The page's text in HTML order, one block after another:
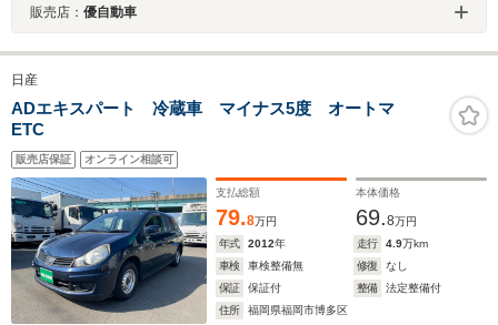
販売店： 優自動車
日産
ADエキスパート 冷蔵車 マイナス5度 オートマ
ETC
販売店保証 オンライン相談可
支払総額
79.8万円
本体価格
69.8万円
年式
2012年 走行 4.9万km
車検
車検整備無 修復
なし
保証
保証付 整備
法定整備付
住所
福岡県福岡市博多区